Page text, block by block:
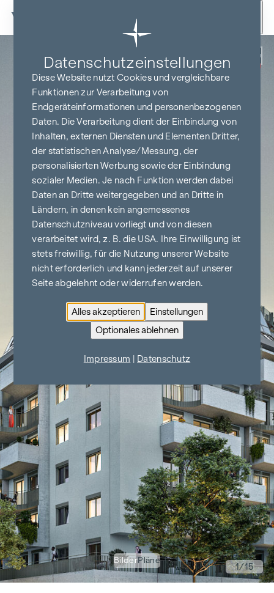
Zum Inhalt springen
PROVISIONSFREI
BIS BAUBEGINN
BilderPläne
1/15
Datenschutz­einstellungen
Diese Website nutzt Cookies und vergleichbare
Funktionen zur Verarbeitung von
Endgeräteinformationen und personenbezogenen
Daten. Die Verarbeitung dient der Einbindung von
Inhalten, externen Diensten und Elementen Dritter,
der statistischen Analyse/Messung, der
personalisierten Werbung sowie der Einbindung
sozialer Medien. Je nach Funktion werden dabei
Daten an Dritte weitergegeben und an Dritte in
Ländern, in denen kein angemessenes
Datenschutzniveau vorliegt und von diesen
verarbeitet wird, z. B. die USA. Ihre Einwilligung ist
stets freiwillig, für die Nutzung unserer Website
nicht erforderlich und kann jederzeit auf unserer
Seite abgelehnt oder widerrufen werden.
Alles akzeptieren
Einstellungen
Optionales ablehnen
Impressum Datenschutz